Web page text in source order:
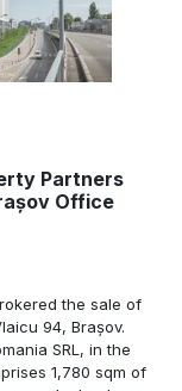
Partners
Office
the sale of
94, Brașov.
SRL, in the
1,780 sqm of